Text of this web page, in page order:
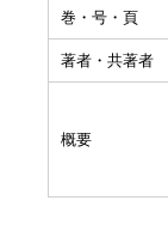
巻・号・頁
著者・共著者
概要